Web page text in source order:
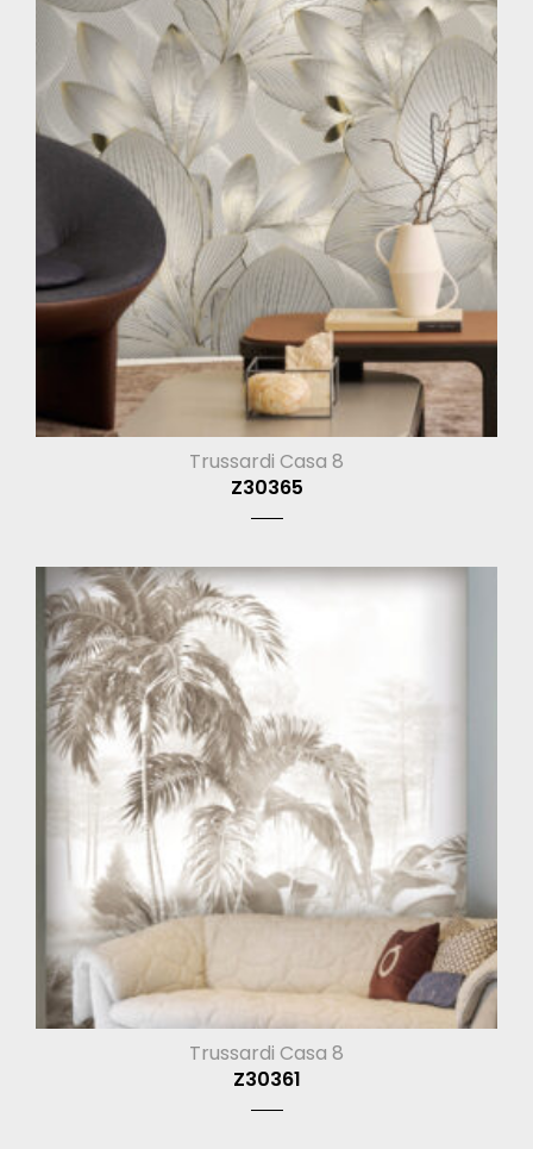
Trussardi Casa 8
Z30365
Trussardi Casa 8
Z30361